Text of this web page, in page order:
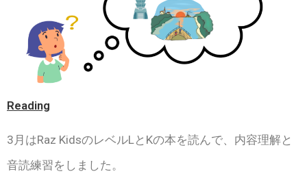
Reading
3月はRaz KidsのレベルLとKの本を読んで、内容理解と
音読練習をしました。